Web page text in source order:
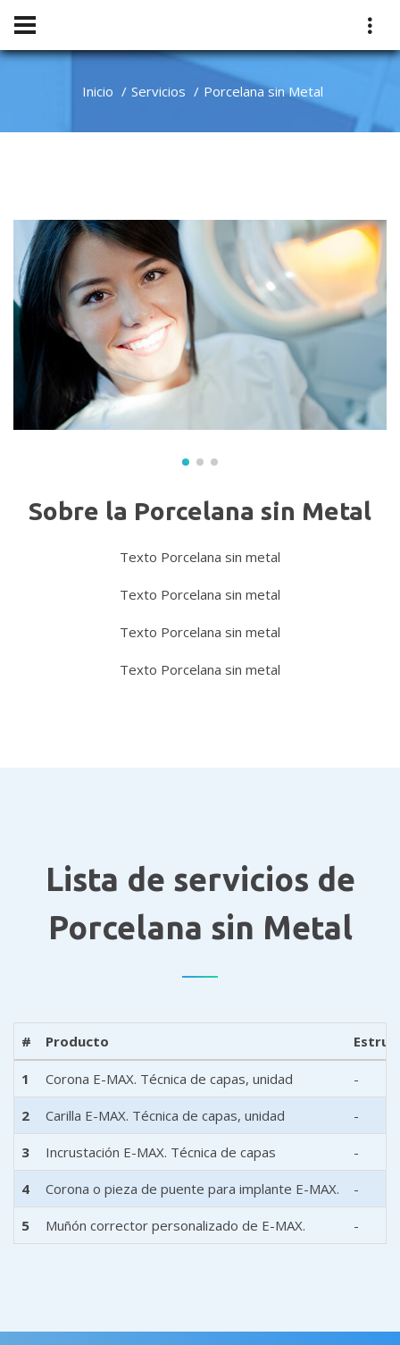
Inicio Servicios Porcelana sin Metal
Sobre la Porcelana sin Metal
Texto Porcelana sin metal
Texto Porcelana sin metal
Texto Porcelana sin metal
Texto Porcelana sin metal
Lista de servicios de
Porcelana sin Metal
# Producto
1 Corona E-MAX. Técnica de capas, unidad -
2 Carilla E-MAX. Técnica de capas, unidad -
3 Incrustación E-MAX. Técnica de capas -
4 Corona o pieza de puente para implante E-MAX. -
5 Muñón corrector personalizado de E-MAX. -